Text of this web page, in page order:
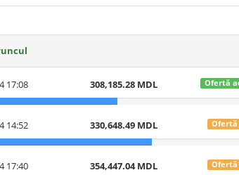
17:08 308,185.28 MDL Ofertă
14:52 330,648.49 MDL Ofertă
17:40 354,447.04 MDL Ofertă